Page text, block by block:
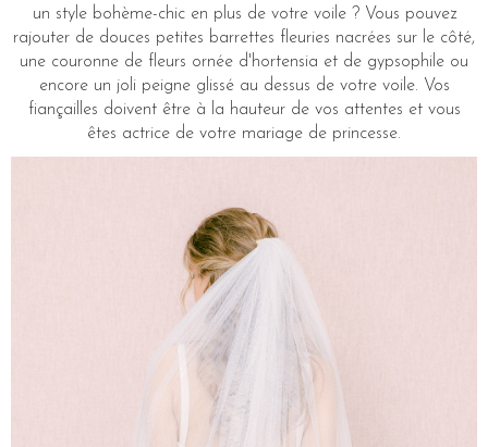
un style bohème-chic en plus de votre voile ? Vous pouvez
rajouter de douces petites barrettes fleuries nacrées sur le côté,
une couronne de fleurs ornée d'hortensia et de gypsophile ou
encore un joli peigne glissé au dessus de votre voile. Vos
fiançailles doivent être à la hauteur de vos attentes et vous
êtes actrice de votre mariage de princesse.